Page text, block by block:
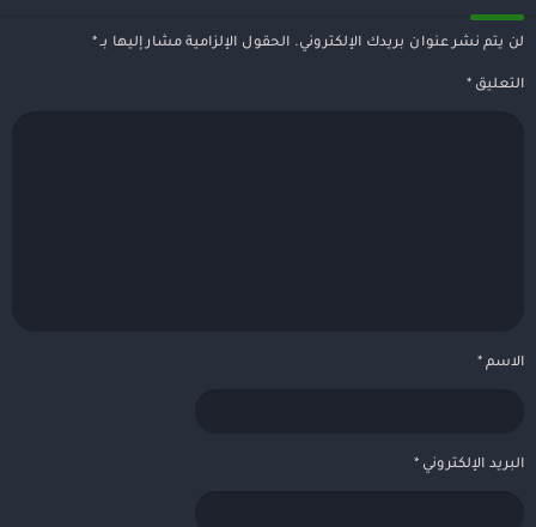
لن يتم نشر عنوان بريدك الإلكتروني. الحقول الإلزامية مشار إليها بـ*
التعليق *
الاسم *
البريد الإلكتروني *